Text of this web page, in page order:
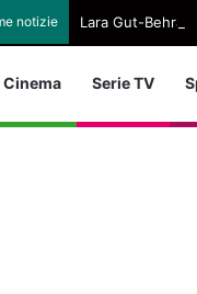
notizie Lara Gut-
Cinema Serie TV